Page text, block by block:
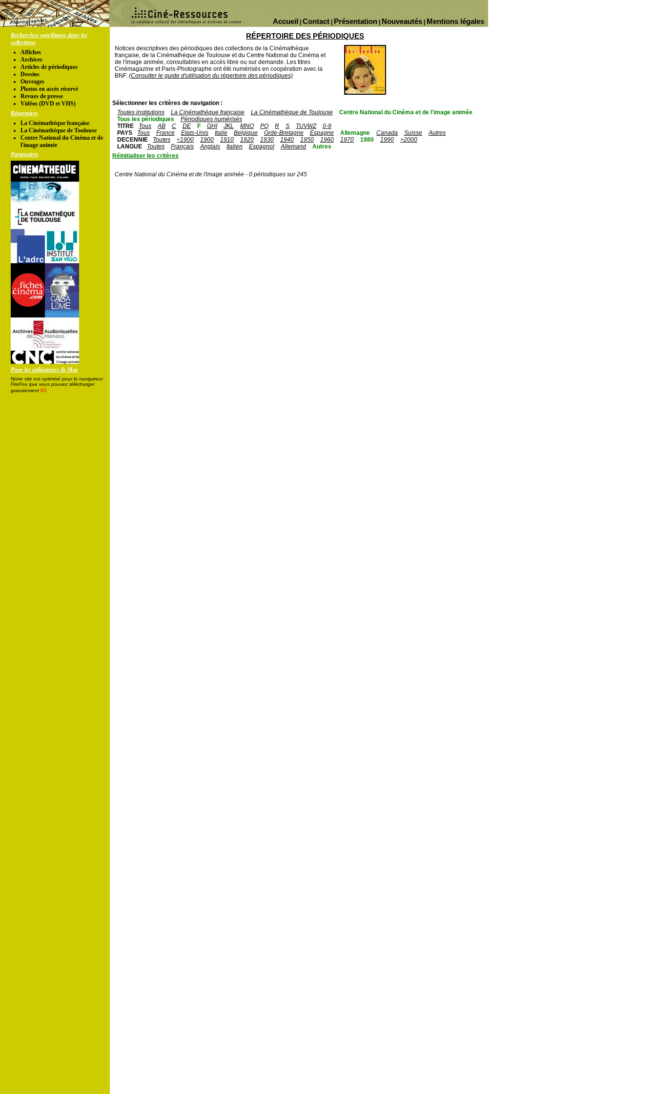
Mentions légales
Nouveautés
Présentation
Contact
Accueil
Recherches spécifiques dans les
collections
Affiches
Archives
Articles de périodiques
Dessins
Ouvrages
Photos en accés réservé
Revues de presse
Vidéos (DVD et VHS)
Répertoires
La Cinémathèque française
La Cinémathèque de Toulouse
Centre National du Cinéma et de
l'image animée
Partenaires
Pour les utilisateurs de Mac
Notre site est optimisé pour le navigateur
FireFox que vous pouvez télécharger
gratuitement ici
RÉPERTOIRE DES PÉRIODIQUES
Notices descriptives des périodiques des collections de la Cinémathèque
française, de la Cinémathèque de Toulouse et du Centre National du Cinéma et
de l'image animée, consultables en accès libre ou sur demande. Les titres
Cinémagazine et Paris-Photographe ont été numérisés en coopération avec la
BNF. (Consulter le guide d'utilisation du répertoire des périodiques)
Sélectionner les critères de navigation :
Toutes institutions
La Cinémathèque française La Cinémathèque de Toulouse
Centre National du Cinéma et de l'image animée
Tous les périodiques
Périodiques numérisés
TITRE
Tous AB C DE F GHI JKL MNO PQ R S TUVWZ
0-9
PAYS
Tous France Etats-Unis Italie Belgique Grde-Bretagne Espagne Allemagne Canada Suisse
Autres
DECENNIE
Toutes <1900 1900 1910 1920 1930 1940 1950 1960 1970 1980 1990
>2000
LANGUE
Toutes Français Anglais Italien Espagnol Allemand
Autres
Réinitialiser les critères
Centre National du Cinéma et de l'image animée - 0 périodiques sur 245